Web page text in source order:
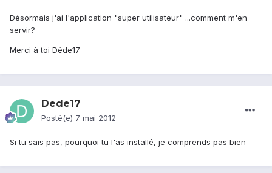
Désormais j'ai l'application "super utilisateur" ...comment m'en
servir?
Merci à toi Déde17
Dede17
Posté(e) 7 mai 2012
Si tu sais pas, pourquoi tu l'as installé, je comprends pas bien